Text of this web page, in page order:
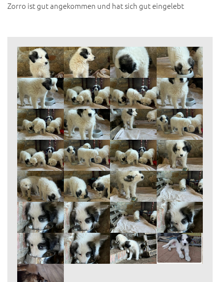
Zorro ist gut angekommen und hat sich gut eingelebt